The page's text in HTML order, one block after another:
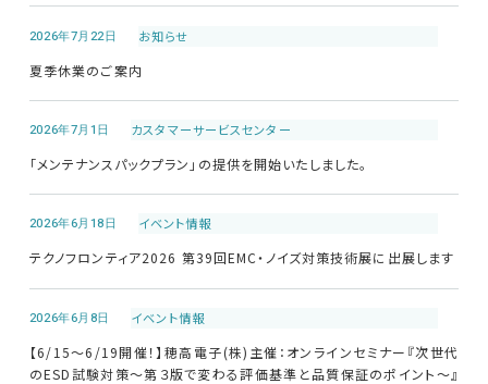
RF関連製品・試験システム
EMCソリューションセンター
修理・校正
お問い合わせ
サポートデスク
2026年7月22日 お知らせ
夏季休業のご案内
2026年7月1日 カスタマーサービスセンター
「メンテナンスパックプラン」の提供を開始いたしました。
2026年6月18日 イベント情報
テクノフロンティア2026 第39回EMC・ノイズ対策技術展に出展します
2026年6月8日 イベント情報
【6/15～6/19開催！】穂高電子(株)主催：オンラインセミナー『次世代
のESD試験対策～第３版で変わる評価基準と品質保証のポイント～』